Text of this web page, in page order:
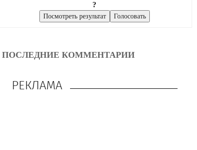
?
ПОСЛЕДНИЕ КОММЕНТАРИИ
РЕКЛАМА